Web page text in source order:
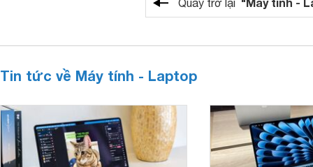
Tin tức về Máy tính - Laptop